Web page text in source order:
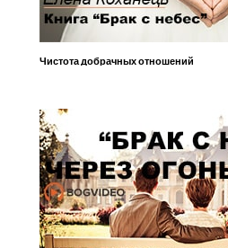
Чистота добрачных отношений